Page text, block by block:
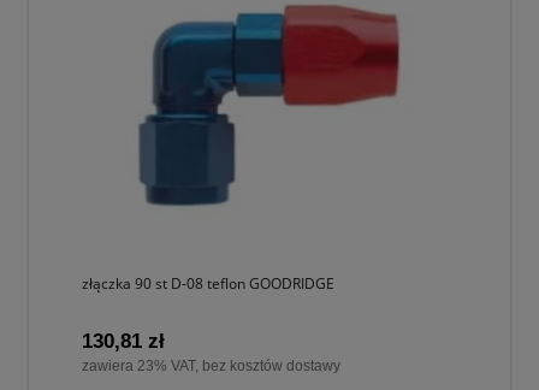
złączka 90 st D-08 teflon GOODRIDGE
130,81 zł
zawiera 23% VAT, bez kosztów dostawy